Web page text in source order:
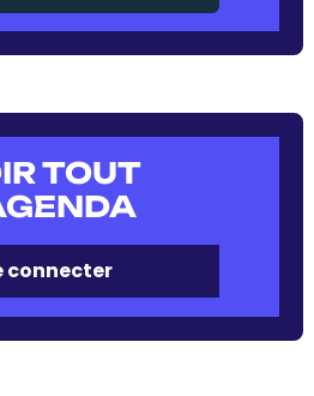
TOUT
connecter